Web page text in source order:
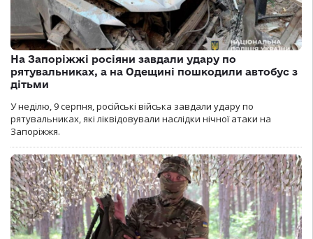
На Запоріжжі росіяни завдали удару по
рятувальниках, а на Одещині пошкодили автобус з
дітьми
У неділю, 9 серпня, російські війська завдали удару по
рятувальниках, які ліквідовували наслідки нічної атаки на
Запоріжжя.